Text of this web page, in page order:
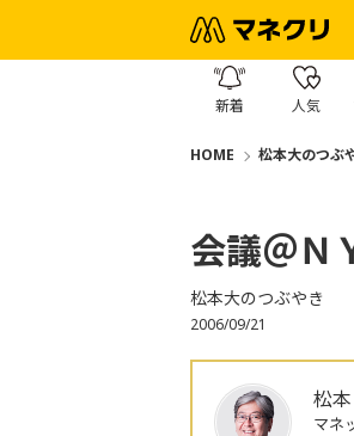
新着 人気
HOME 松本大のつぶ
会議＠Ｎ
松本大のつぶやき
2006/09/21
松
マネ